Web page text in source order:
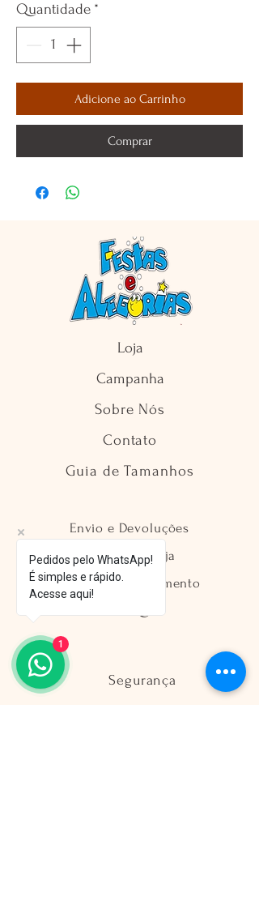
Quantidade *
Adicione ao Carrinho
Comprar
Loja
Campanha
Sobre Nós
Contato
Guia de Tamanhos
Envio e Devoluções
Política da Loja
Métodos de Pagamento
Segurança
Pedidos pelo WhatsApp!
É simples e rápido.
Acesse aqui!
1